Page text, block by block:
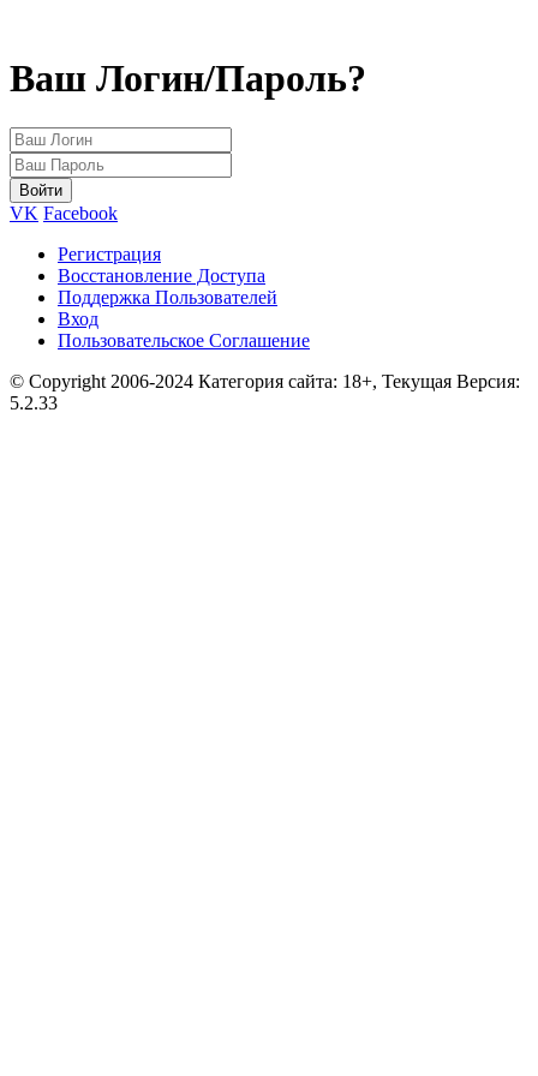
Ваш Логин/Пароль?
VK Facebook
Регистрация
Восстановление Доступа
Поддержка Пользователей
Вход
Пользовательское Соглашение
© Copyright 2006-2024 Категория сайта: 18+, Текущая Версия:
5.2.33